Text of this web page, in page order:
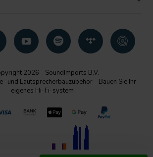
2026 - SoundImports B.V.
und Lautsprecherbauzubehör - Bauen Sie Ihr
eigenes Hi-Fi-system